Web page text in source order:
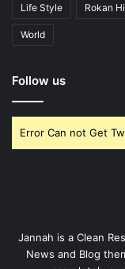
Life Style Rokan
World
Follow us
Error Can not Get
Jannah is a Clean
News and Blog